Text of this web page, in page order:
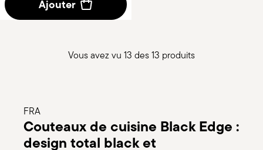
Couteaux de cuisine Black Edge :
design total black et
performances professionnelles